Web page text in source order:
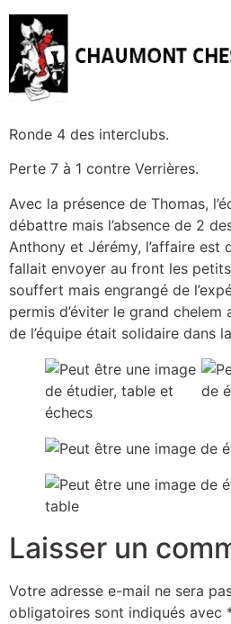
Ronde 4 des interclubs.
Perte 7 à 1 contre Verrières.
Avec la présence de Thomas,
débattre mais l’absence de 2
Anthony et Jérémy, l’affaire est
fallait envoyer au front les
souffert mais engrangé de
permis d’éviter le grand
de l’équipe était solidaire dans
Laisser un
Votre adresse e-mail ne sera
obligatoires sont indiqués avec